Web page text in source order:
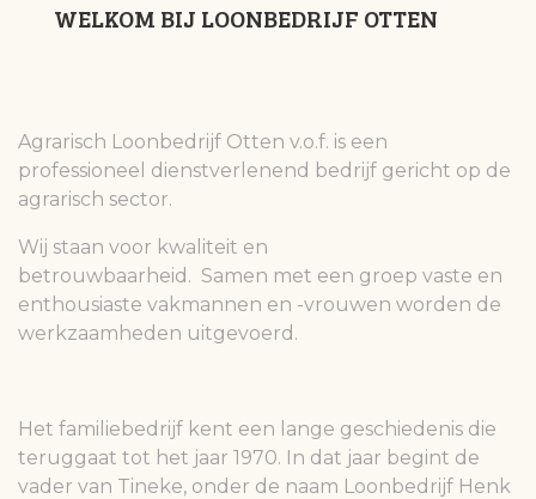
WELKOM BIJ LOONBEDRIJF OTTEN
Agrarisch Loonbedrijf Otten v.o.f. is een
professioneel dienstverlenend bedrijf gericht op de
agrarisch sector.
Wij staan voor kwaliteit en
betrouwbaarheid. Samen met een groep vaste en
enthousiaste vakmannen en -vrouwen worden de
werkzaamheden uitgevoerd.
Het familiebedrijf kent een lange geschiedenis die
teruggaat tot het jaar 1970. In dat jaar begint de
vader van Tineke, onder de naam Loonbedrijf Henk